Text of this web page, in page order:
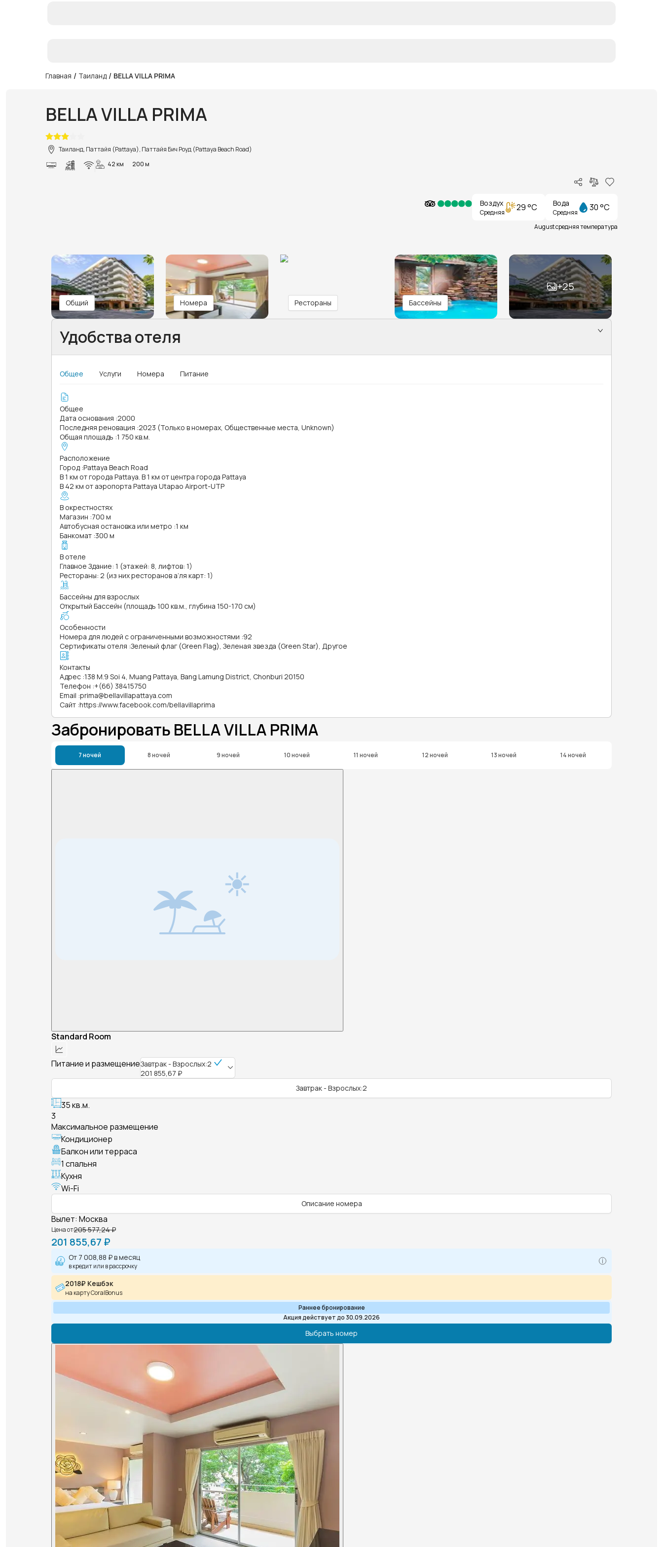
Главная / Таиланд / BELLA VILLA PRIMA
BELLA VILLA PRIMA
Таиланд, Паттайя (Pattaya), Паттайя Бич Роуд (Pattaya Beach Road)
42 км
200 м
Воздух
Средняя 29 °C Вода
Средняя 30 °C
August средняя температура
Общий Номера Рестораны Бассейны
+25
Удобства отеля
Общее Услуги Номера Питание
Общее
Дата основания :2000
Последняя реновация :2023 (Только в номерах, Общественные места, Unknown)
Общая площадь :1 750 кв.м.
Расположение
Город :Pattaya Beach Road
В 1 км от города Pattaya. В 1 км от центра города Pattaya
В 42 км от аэропорта Pattaya Utapao Airport-UTP
В окрестностях
Магазин :700 м
Автобусная остановка или метро :1 км
Банкомат :300 м
В отеле
Главное Здание: 1 (этажей: 8, лифтов: 1)
Рестораны: 2 (из них ресторанов а’ля карт: 1)
Бассейны для взрослых
Открытый Бассейн (площадь 100 кв.м., глубина 150-170 см)
Особенности
Номера для людей с ограниченными возможностями :92
Сертификаты отеля :Зеленый флаг (Green Flag), Зеленая звезда (Green Star), Другое
Контакты
Адрес :138 M.9 Soi 4, Muang Pattaya, Bang Lamung District, Chonburi 20150
Телефон :+(66) 38415750
Email :prima@bellavillapattaya.com
Сайт :https://www.facebook.com/bellavillaprima
Забронировать BELLA VILLA PRIMA
7 ночей 8 ночей 9 ночей 10 ночей 11 ночей 12 ночей 13 ночей 14 ночей
Standard Room
Питание и размещениеЗавтрак - Взрослых:2
201 855,67 ₽
Завтрак - Взрослых:2
35 кв.м.
3
Максимальное размещение
Кондиционер
Балкон или терраса
1 спальня
Кухня
Wi-Fi
Описание номера
Вылет: Москва
Цена от205 577,24 ₽
201 855,67 ₽
От 7 008,88 ₽в месяц
в кредит или в рассрочку
2018₽ Кешбэк
на карту CoralBonus
Раннее бронирование
Акция действует до 30.09.2026
Выбрать номер